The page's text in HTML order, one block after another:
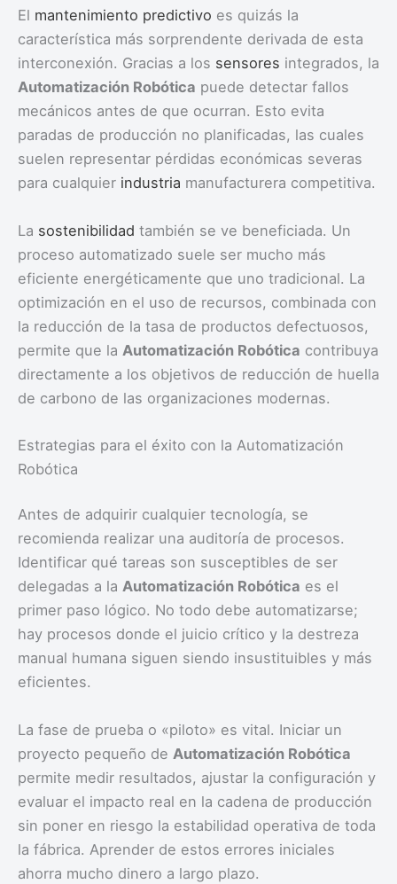
El mantenimiento predictivo es quizás la
característica más sorprendente derivada de esta
interconexión. Gracias a los sensores integrados, la
Automatización Robótica puede detectar fallos
mecánicos antes de que ocurran. Esto evita
paradas de producción no planificadas, las cuales
suelen representar pérdidas económicas severas
para cualquier industria manufacturera competitiva.
La sostenibilidad también se ve beneficiada. Un
proceso automatizado suele ser mucho más
eficiente energéticamente que uno tradicional. La
optimización en el uso de recursos, combinada con
la reducción de la tasa de productos defectuosos,
permite que la Automatización Robótica contribuya
directamente a los objetivos de reducción de huella
de carbono de las organizaciones modernas.
Estrategias para el éxito con la Automatización
Robótica
Antes de adquirir cualquier tecnología, se
recomienda realizar una auditoría de procesos.
Identificar qué tareas son susceptibles de ser
delegadas a la Automatización Robótica es el
primer paso lógico. No todo debe automatizarse;
hay procesos donde el juicio crítico y la destreza
manual humana siguen siendo insustituibles y más
eficientes.
La fase de prueba o «piloto» es vital. Iniciar un
proyecto pequeño de Automatización Robótica
permite medir resultados, ajustar la configuración y
evaluar el impacto real en la cadena de producción
sin poner en riesgo la estabilidad operativa de toda
la fábrica. Aprender de estos errores iniciales
ahorra mucho dinero a largo plazo.